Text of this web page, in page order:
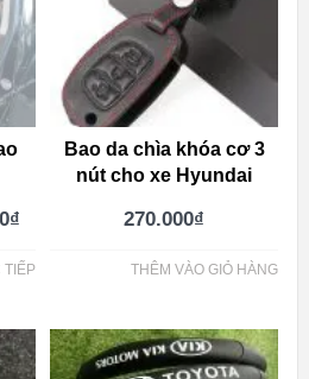
₫
TIẾP
Bao da chìa khóa cơ 3
nút cho xe Hyundai
270.000₫
THÊM VÀO GIỎ HÀNG